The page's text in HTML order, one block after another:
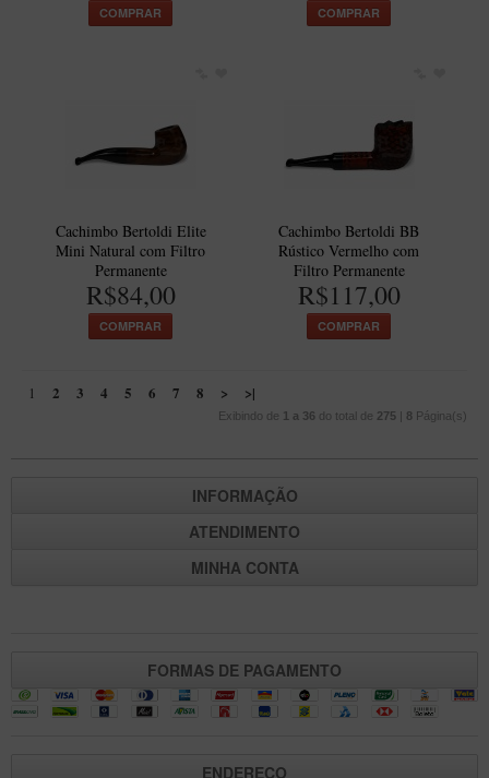
COMPRAR COMPRAR
Cachimbo Bertoldi Elite
Mini Natural com Filtro
Permanente
R$84,00
COMPRAR
Cachimbo Bertoldi BB
Rústico Vermelho com
Filtro Permanente
R$117,00
COMPRAR
1 2 3 4 5 6 7 8 > >|
Exibindo de 1 a 36 do total de 275 | 8 Página(s)
INFORMAÇÃO
ATENDIMENTO
MINHA CONTA
FORMAS DE PAGAMENTO
ENDEREÇO